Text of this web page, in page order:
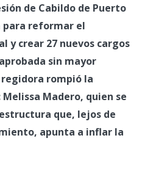
de Cabildo de Puerto
reformar el
y crear 27 nuevos cargos
sin mayor
rompió la
Madero, quien se
que, lejos de
apunta a inflar la